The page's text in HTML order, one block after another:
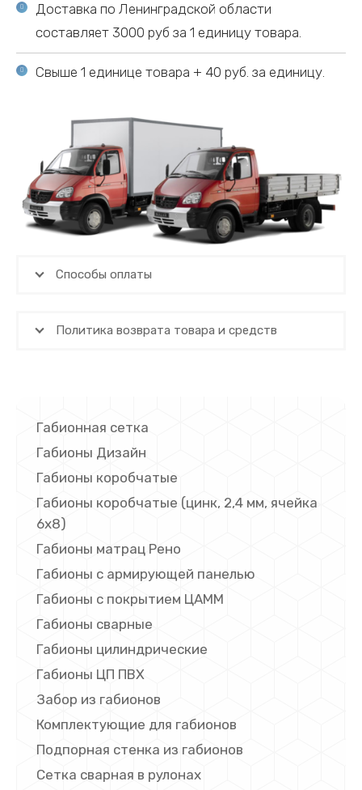
Доставка по Ленинградской области
составляет 3000 руб за 1 единицу товара.
Свыше 1 единице товара + 40 руб. за единицу.
Способы оплаты
Политика возврата товара и средств
Габионная сетка
Габионы Дизайн
Габионы коробчатые
Габионы коробчатые (цинк, 2,4 мм, ячейка
6х8)
Габионы матрац Рено
Габионы с армирующей панелью
Габионы с покрытием ЦАММ
Габионы сварные
Габионы цилиндрические
Габионы ЦП ПВХ
Забор из габионов
Комплектующие для габионов
Подпорная стенка из габионов
Сетка сварная в рулонах